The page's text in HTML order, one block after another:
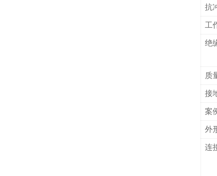
抗
工
绝
质
接
案
外
连